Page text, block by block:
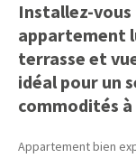
Installez-vous
appartement
terrasse et
idéal pour un
commodités à
Appartement bien